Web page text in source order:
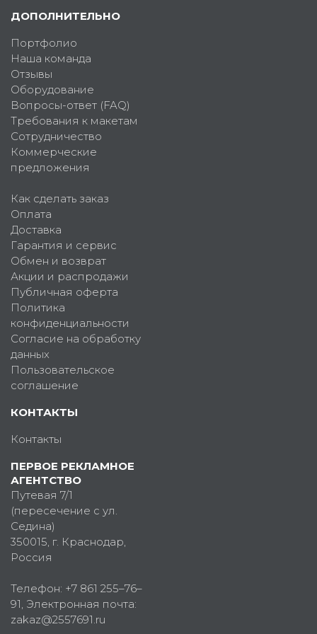
ДОПОЛНИТЕЛЬНО
Портфолио
Наша команда
Отзывы
Оборудование
Вопросы-ответ (FAQ)
Требования к макетам
Сотрудничество
Коммерческие
предложения
Как сделать заказ
Оплата
Доставка
Гарантия и сервис
Обмен и возврат
Акции и распродажи
Публичная оферта
Политика
конфиденциальности
Согласие на обработку
данных
Пользовательское
соглашение
КОНТАКТЫ
Контакты
ПЕРВОЕ РЕКЛАМНОЕ
АГЕНТСТВО
Путевая 7/1
(пересечение с ул.
Седина)
350015, г. Краснодар,
Россия
Телефон: +7 861 255–76–
91, Электронная почта:
zakaz@2557691.ru